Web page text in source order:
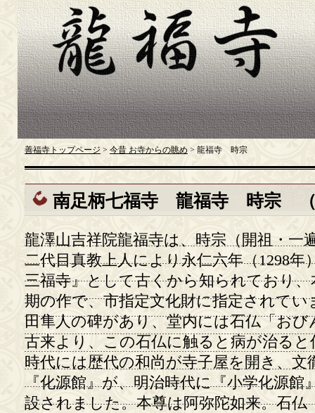
善福寺トップページ > 今昔 お寺からの眺め > 龍福寺 時宗
南足柄七福寺 龍福寺 時宗 （
龍澤山吉祥院龍福寺は、時宗（開祖・一
二代目真教上人により永仁六年（1298
三福寺』として古くから知られており
期の作で、市指定文化財に指定されて
田隼人の碑があり、堂内には石仏「お
古来より、この石仏に触ると病が治る
時代には歴代の和尚が寺子屋を開き、文
『化源館』が、明治時代に『小学化源館
設されました。本尊は阿弥陀如来。石